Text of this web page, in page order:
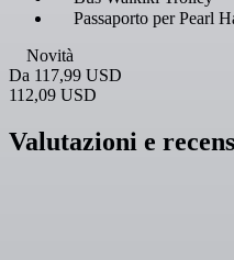
Passaporto per Pearl
Novità
Da 117,99 USD
112,09 USD
Valutazioni e